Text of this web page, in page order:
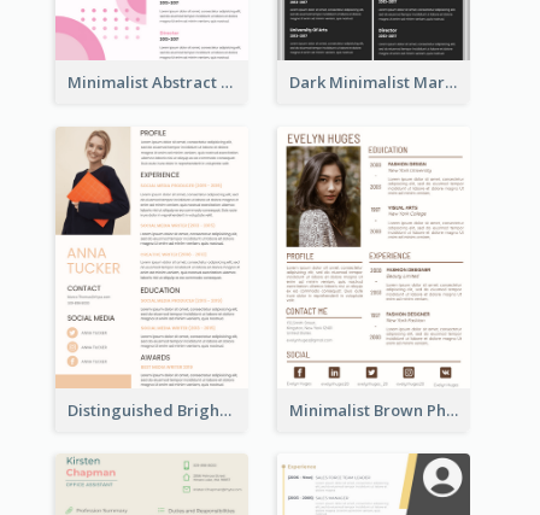
Minimalist Abstract Pink Resume Dark Minimalist Marketing Manager Resume
Distinguished Bright College Student Resume Minimalist Brown Photography Resume